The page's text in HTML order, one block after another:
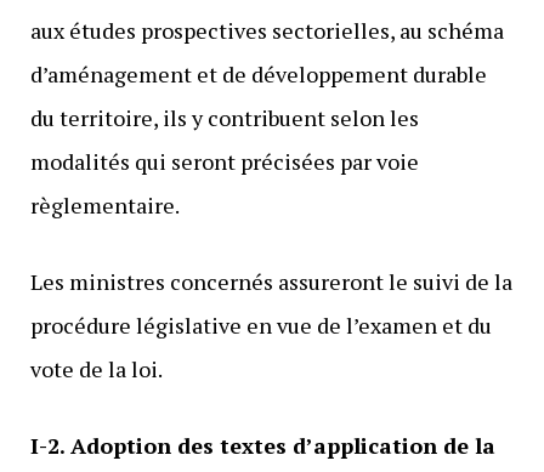
aux études prospectives sectorielles, au schéma
d’aménagement et de développement durable
du territoire, ils y contribuent selon les
modalités qui seront précisées par voie
règlementaire.
Les ministres concernés assureront le suivi de la
procédure législative en vue de l’examen et du
vote de la loi.
I-2. Adoption des textes d’application de la